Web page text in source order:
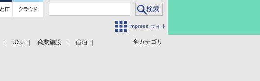
Impress サイト
全カテゴリ
USJ 商業施設 宿泊